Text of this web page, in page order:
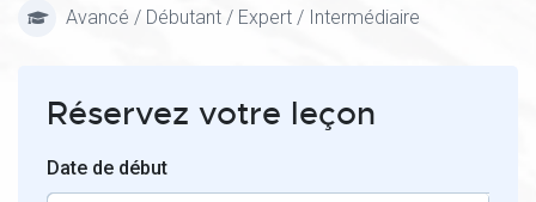
Avancé / Débutant / Expert / Intermédiaire
Réservez votre leçon
Date de début